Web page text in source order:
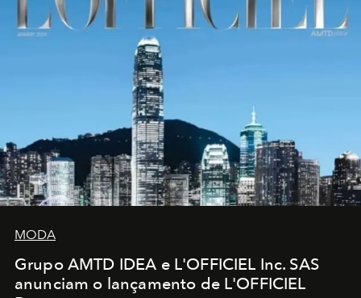
MODA
Grupo AMTD IDEA e L'OFFICIEL Inc. SAS
anunciam o lançamento de L'OFFICIEL